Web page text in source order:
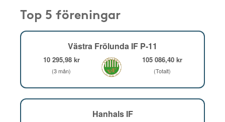
Top 5 föreningar
Västra Frölunda IF P-11
10 295,98 kr
(3 mån)
105 086,40 kr
(Totalt)
Hanhals IF